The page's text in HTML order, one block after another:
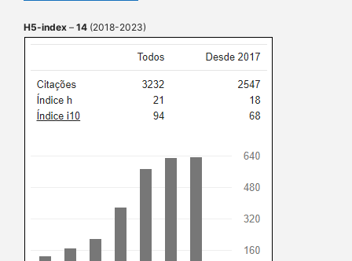
H5-index – 14 (2018-2023)